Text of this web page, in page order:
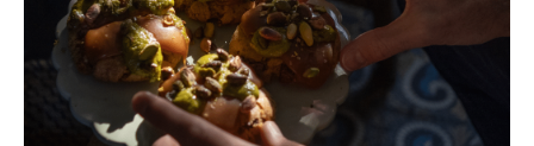
Marie est en charge de la relation chef.fe.s et de la
stratégie de contenu. Elle aime rédiger des fiches
techniques et les gâteaux au chocolat.